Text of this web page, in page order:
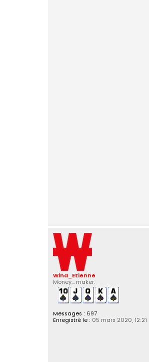
Wina_Etienne
Money... maker.
Messages : 697
Enregistré le : 05 mars 2020, 12:21